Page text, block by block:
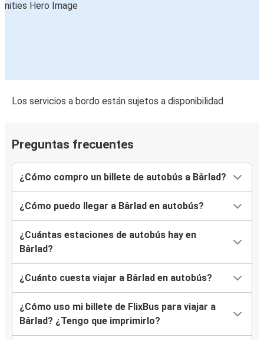
Los servicios a bordo están sujetos a disponibilidad
Preguntas frecuentes
¿Cómo compro un billete de autobús a Bârlad?
¿Cómo puedo llegar a Bârlad en autobús?
¿Cuántas estaciones de autobús hay en
Bârlad?
¿Cuánto cuesta viajar a Bârlad en autobús?
¿Cómo uso mi billete de FlixBus para viajar a
Bârlad? ¿Tengo que imprimirlo?